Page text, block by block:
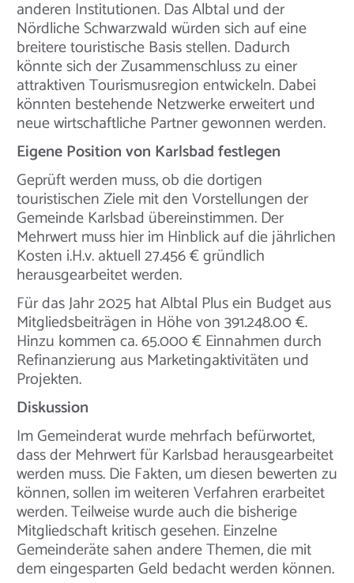
anderen Institutionen. Das Albtal und der
Nördliche Schwarzwald würden sich auf eine
breitere touristische Basis stellen. Dadurch
könnte sich der Zusammenschluss zu einer
attraktiven Tourismusregion entwickeln. Dabei
könnten bestehende Netzwerke erweitert und
neue wirtschaftliche Partner gewonnen werden.
Eigene Position von Karlsbad festlegen
Geprüft werden muss, ob die dortigen
touristischen Ziele mit den Vorstellungen der
Gemeinde Karlsbad übereinstimmen. Der
Mehrwert muss hier im Hinblick auf die jährlichen
Kosten i.H.v. aktuell 27.456 € gründlich
herausgearbeitet werden.
Für das Jahr 2025 hat Albtal Plus ein Budget aus
Mitgliedsbeiträgen in Höhe von 391.248.00 €.
Hinzu kommen ca. 65.000 € Einnahmen durch
Refinanzierung aus Marketingaktivitäten und
Projekten.
Diskussion
Im Gemeinderat wurde mehrfach befürwortet,
dass der Mehrwert für Karlsbad herausgearbeitet
werden muss. Die Fakten, um diesen bewerten zu
können, sollen im weiteren Verfahren erarbeitet
werden. Teilweise wurde auch die bisherige
Mitgliedschaft kritisch gesehen. Einzelne
Gemeinderäte sahen andere Themen, die mit
dem eingesparten Geld bedacht werden können.